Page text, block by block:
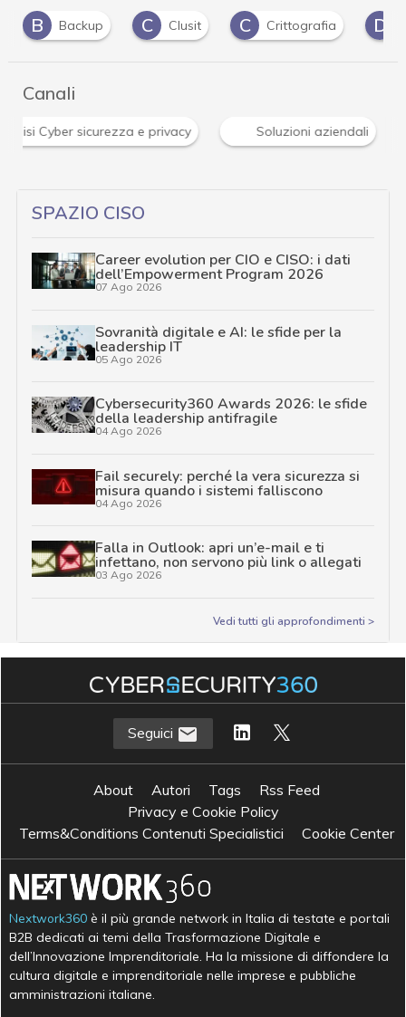
C Clusit C Crittografia D dati personali
Canali
News, attualità e analisi Cyber sicurezza e privacy
SPAZIO CISO
Career evolution per CIO e CISO: i dati
dell’Empowerment Program 2026
07 Ago 2026
Sovranità digitale e AI: le sfide per la
leadership IT
05 Ago 2026
Cybersecurity360 Awards 2026: le sfide
della leadership antifragile
04 Ago 2026
Fail securely: perché la vera sicurezza si
misura quando i sistemi falliscono
04 Ago 2026
Falla in Outlook: apri un’e-mail e ti
infettano, non servono più link o allegati
03 Ago 2026
Vedi tutti gli approfondimenti >
Seguici
About Autori Tags
Rss Feed
Privacy e Cookie Policy
Terms&Conditions Contenuti Specialistici
Cookie Center
Nextwork360 è il più grande network in Italia di testate e portali
B2B dedicati ai temi della Trasformazione Digitale e
dell’Innovazione Imprenditoriale. Ha la missione di diffondere la
cultura digitale e imprenditoriale nelle imprese e pubbliche
amministrazioni italiane.